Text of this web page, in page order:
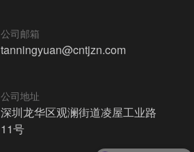
公司邮箱
tanningyuan@cntjzn.com
公司地址
深圳龙华区观澜街道凌屋工业路
11号